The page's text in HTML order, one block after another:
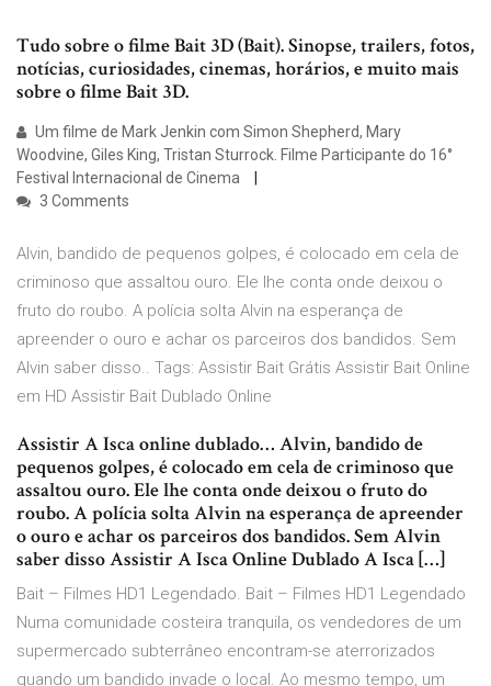
Tudo sobre o filme Bait 3D (Bait). Sinopse, trailers, fotos,
notícias, curiosidades, cinemas, horários, e muito mais
sobre o filme Bait 3D.
Um filme de Mark Jenkin com Simon Shepherd, Mary
Woodvine, Giles King, Tristan Sturrock. Filme Participante do 16°
Festival Internacional de Cinema
3 Comments
Alvin, bandido de pequenos golpes, é colocado em cela de
criminoso que assaltou ouro. Ele lhe conta onde deixou o
fruto do roubo. A polícia solta Alvin na esperança de
apreender o ouro e achar os parceiros dos bandidos. Sem
Alvin saber disso.. Tags: Assistir Bait Grátis Assistir Bait Online
em HD Assistir Bait Dublado Online
Assistir A Isca online dublado… Alvin, bandido de
pequenos golpes, é colocado em cela de criminoso que
assaltou ouro. Ele lhe conta onde deixou o fruto do
roubo. A polícia solta Alvin na esperança de apreender
o ouro e achar os parceiros dos bandidos. Sem Alvin
saber disso Assistir A Isca Online Dublado A Isca […]
Bait – Filmes HD1 Legendado. Bait – Filmes HD1 Legendado
Numa comunidade costeira tranquila, os vendedores de um
supermercado subterrâneo encontram-se aterrorizados
quando um bandido invade o local. Ao mesmo tempo, um